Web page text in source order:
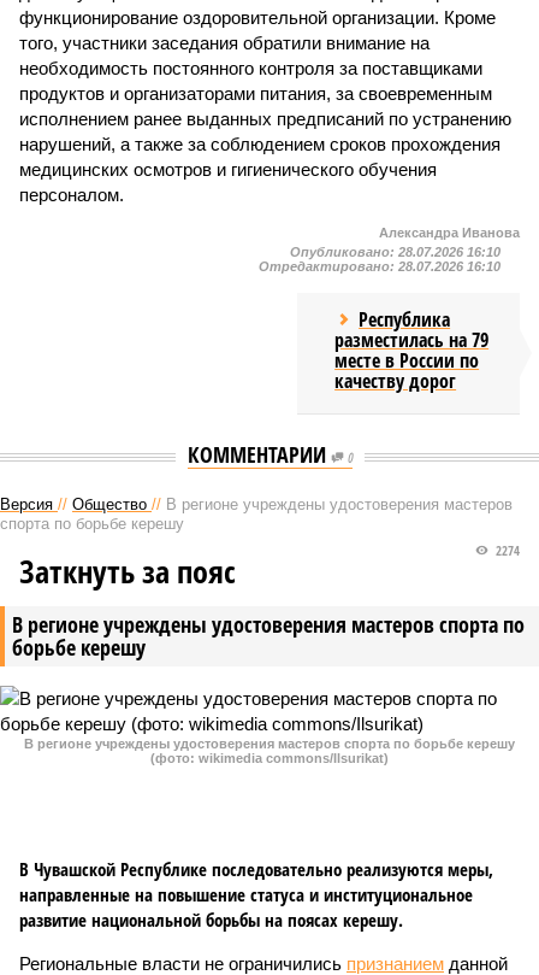
функционирование оздоровительной организации. Кроме
того, участники заседания обратили внимание на
необходимость постоянного контроля за поставщиками
продуктов и организаторами питания, за своевременным
исполнением ранее выданных предписаний по устранению
нарушений, а также за соблюдением сроков прохождения
медицинских осмотров и гигиенического обучения
персоналом.
Александра Иванова
Опубликовано: 28.07.2026 16:10
Отредактировано: 28.07.2026 16:10
Республика
разместилась на 79
месте в России по
качеству дорог
КОММЕНТАРИИ 0
Версия // Общество // В регионе учреждены удостоверения мастеров
спорта по борьбе керешу
В регионе учреждены удостоверения мастеров спорта по
борьбе керешу
2274
Заткнуть за пояс
В регионе учреждены удостоверения мастеров спорта по борьбе керешу
(фото: wikimedia commons/Ilsurikat)
В Чувашской Республике последовательно реализуются меры,
направленные на повышение статуса и институциональное
развитие национальной борьбы на поясах керешу.
Региональные власти не ограничились признанием данной